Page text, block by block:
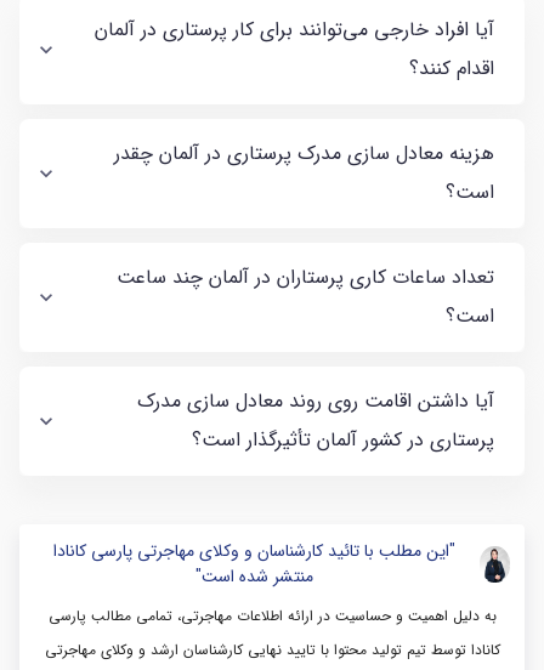
آیا افراد خارجی می‌توانند برای کار پرستاری در آلمان
اقدام کنند؟
هزینه معادل سازی مدرک پرستاری در آلمان چقدر
است؟
تعداد ساعات کاری پرستاران در آلمان چند ساعت
است؟
آیا داشتن اقامت روی روند معادل سازی مدرک
پرستاری در کشور آلمان تأثیرگذار است؟
"این مطلب با تائید کارشناسان و وکلای مهاجرتی پارسی کانادا
منتشر شده است"
به دلیل اهمیت و حساسیت در ارائه اطلاعات مهاجرتی، تمامی مطالب پارسی
کانادا توسط تیم تولید محتوا با تایید نهایی کارشناسان ارشد و وکلای مهاجرتی